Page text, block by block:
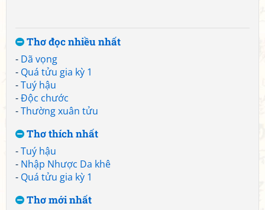
Thơ đọc nhiều nhất
- Dã vọng
- Quá tửu gia kỳ 1
-Tuý hậu
-Độc chước
-Thường xuân tửu
Thơ thích nhất
-Tuý hậu
- Nhập Nhược Da khê
- Quá tửu gia kỳ 1
Thơ mới nhất